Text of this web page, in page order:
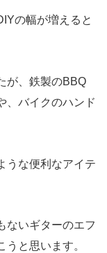
の幅が増えると
が、鉄製のBBQ
、バイクのハンド
うな便利なアイテ
ないギターのエフ
と思います。